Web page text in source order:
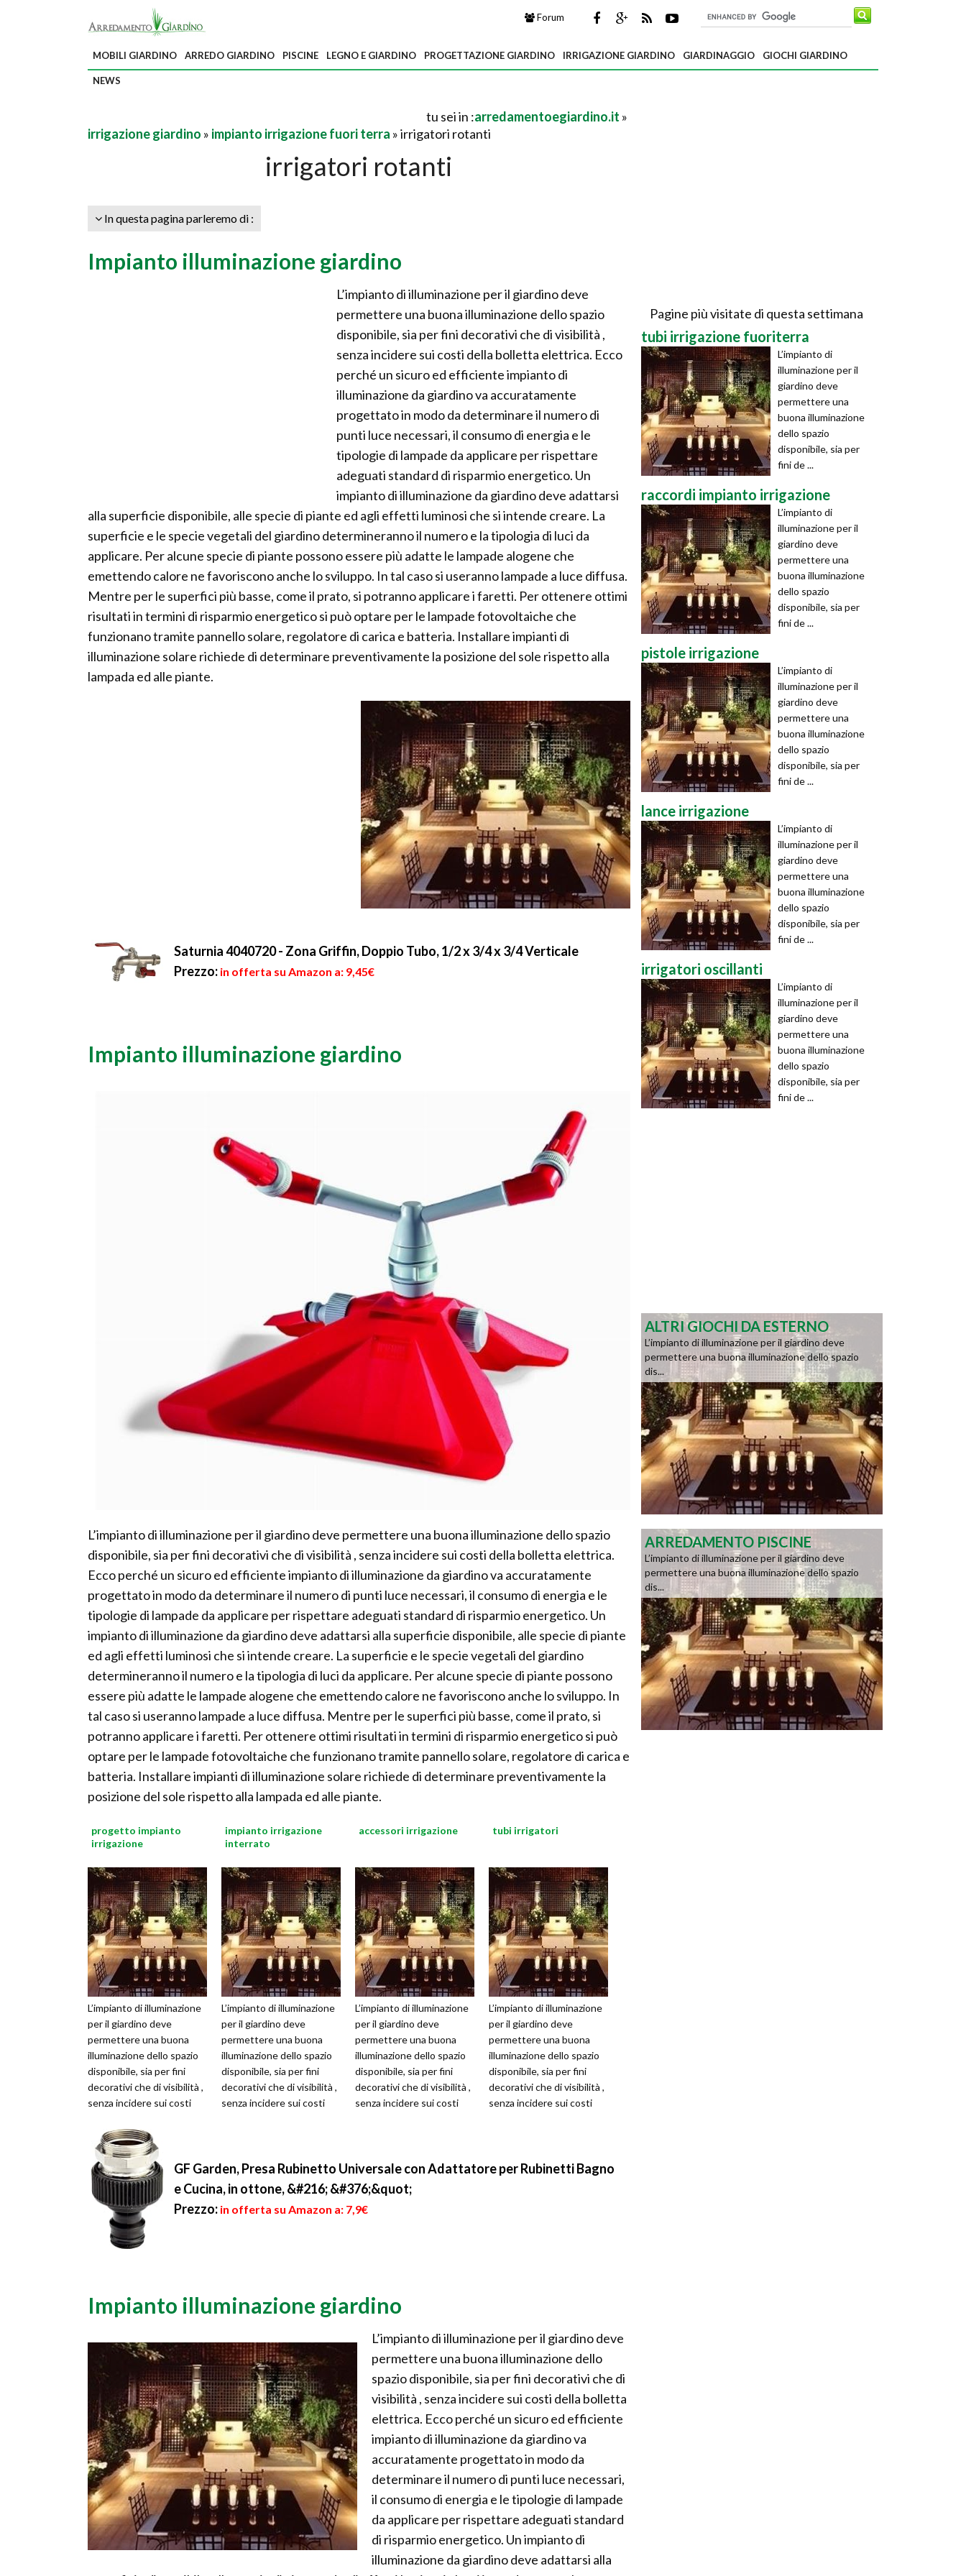
Forum
MOBILI GIARDINO ARREDO GIARDINO PISCINE LEGNO E GIARDINO PROGETTAZIONE GIARDINO IRRIGAZIONE GIARDINO GIARDINAGGIO GIOCHI GIARDINO
NEWS
tu sei in :arredamentoegiardino.it »
irrigazione giardino » impianto irrigazione fuori terra » irrigatori rotanti
irrigatori rotanti
In questa pagina parleremo di :
Impianto illuminazione giardino
L’impianto di illuminazione per il giardino deve
permettere una buona illuminazione dello spazio
disponibile, sia per fini decorativi che di visibilità ,
senza incidere sui costi della bolletta elettrica. Ecco
perché un sicuro ed efficiente impianto di
illuminazione da giardino va accuratamente
progettato in modo da determinare il numero di
punti luce necessari, il consumo di energia e le
tipologie di lampade da applicare per rispettare
adeguati standard di risparmio energetico. Un
impianto di illuminazione da giardino deve adattarsi
alla superficie disponibile, alle specie di piante ed agli effetti luminosi che si intende creare. La
superficie e le specie vegetali del giardino determineranno il numero e la tipologia di luci da
applicare. Per alcune specie di piante possono essere più adatte le lampade alogene che
emettendo calore ne favoriscono anche lo sviluppo. In tal caso si useranno lampade a luce diffusa.
Mentre per le superfici più basse, come il prato, si potranno applicare i faretti. Per ottenere ottimi
risultati in termini di risparmio energetico si può optare per le lampade fotovoltaiche che
funzionano tramite pannello solare, regolatore di carica e batteria. Installare impianti di
illuminazione solare richiede di determinare preventivamente la posizione del sole rispetto alla
lampada ed alle piante.
Saturnia 4040720 - Zona Griffin, Doppio Tubo, 1/2 x 3/4 x 3/4 Verticale
Prezzo: in offerta su Amazon a: 9,45€
Impianto illuminazione giardino
L’impianto di illuminazione per il giardino deve permettere una buona illuminazione dello spazio
disponibile, sia per fini decorativi che di visibilità , senza incidere sui costi della bolletta elettrica.
Ecco perché un sicuro ed efficiente impianto di illuminazione da giardino va accuratamente
progettato in modo da determinare il numero di punti luce necessari, il consumo di energia e le
tipologie di lampade da applicare per rispettare adeguati standard di risparmio energetico. Un
impianto di illuminazione da giardino deve adattarsi alla superficie disponibile, alle specie di piante
ed agli effetti luminosi che si intende creare. La superficie e le specie vegetali del giardino
determineranno il numero e la tipologia di luci da applicare. Per alcune specie di piante possono
essere più adatte le lampade alogene che emettendo calore ne favoriscono anche lo sviluppo. In
tal caso si useranno lampade a luce diffusa. Mentre per le superfici più basse, come il prato, si
potranno applicare i faretti. Per ottenere ottimi risultati in termini di risparmio energetico si può
optare per le lampade fotovoltaiche che funzionano tramite pannello solare, regolatore di carica e
batteria. Installare impianti di illuminazione solare richiede di determinare preventivamente la
posizione del sole rispetto alla lampada ed alle piante.
progetto impianto
irrigazione
L’impianto di illuminazione
per il giardino deve
permettere una buona
illuminazione dello spazio
disponibile, sia per fini
decorativi che di visibilità ,
senza incidere sui costi
impianto irrigazione
interrato
L’impianto di illuminazione
per il giardino deve
permettere una buona
illuminazione dello spazio
disponibile, sia per fini
decorativi che di visibilità ,
senza incidere sui costi
accessori irrigazione
L’impianto di illuminazione
per il giardino deve
permettere una buona
illuminazione dello spazio
disponibile, sia per fini
decorativi che di visibilità ,
senza incidere sui costi
tubi irrigatori
L’impianto di illuminazione
per il giardino deve
permettere una buona
illuminazione dello spazio
disponibile, sia per fini
decorativi che di visibilità ,
senza incidere sui costi
GF Garden, Presa Rubinetto Universale con Adattatore per Rubinetti Bagno
e Cucina, in ottone, &#216; &#376;&quot;
Prezzo: in offerta su Amazon a: 7,9€
Impianto illuminazione giardino
L’impianto di illuminazione per il giardino deve
permettere una buona illuminazione dello
spazio disponibile, sia per fini decorativi che di
visibilità , senza incidere sui costi della bolletta
elettrica. Ecco perché un sicuro ed efficiente
impianto di illuminazione da giardino va
accuratamente progettato in modo da
determinare il numero di punti luce necessari,
il consumo di energia e le tipologie di lampade
da applicare per rispettare adeguati standard
di risparmio energetico. Un impianto di
illuminazione da giardino deve adattarsi alla
Pagine più visitate di questa settimana
tubi irrigazione fuoriterra
L’impianto di
illuminazione per il
giardino deve
permettere una
buona illuminazione
dello spazio
disponibile, sia per
fini de ...
raccordi impianto irrigazione
L’impianto di
illuminazione per il
giardino deve
permettere una
buona illuminazione
dello spazio
disponibile, sia per
fini de ...
pistole irrigazione
L’impianto di
illuminazione per il
giardino deve
permettere una
buona illuminazione
dello spazio
disponibile, sia per
fini de ...
lance irrigazione
L’impianto di
illuminazione per il
giardino deve
permettere una
buona illuminazione
dello spazio
disponibile, sia per
fini de ...
irrigatori oscillanti
L’impianto di
illuminazione per il
giardino deve
permettere una
buona illuminazione
dello spazio
disponibile, sia per
fini de ...
ALTRI GIOCHI DA ESTERNO
L’impianto di illuminazione per il giardino deve
permettere una buona illuminazione dello spazio
dis...
ARREDAMENTO PISCINE
L’impianto di illuminazione per il giardino deve
permettere una buona illuminazione dello spazio
dis...